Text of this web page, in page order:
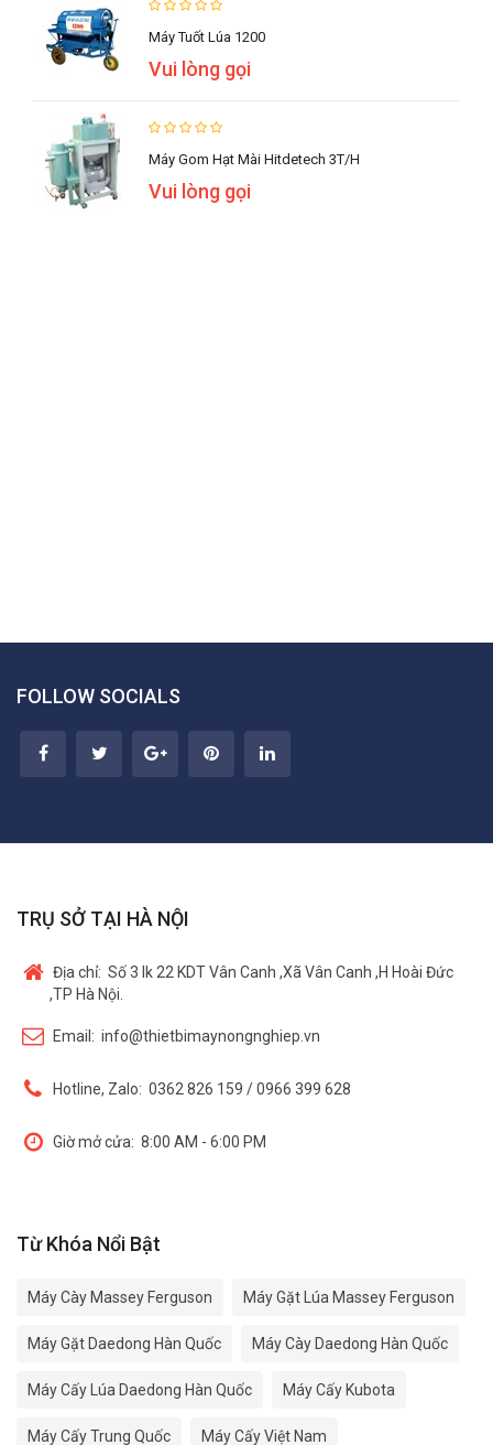
Máy Tuốt Lúa 1200
Vui lòng gọi
Máy Gom Hạt Mài Hitdetech 3T/h
Vui lòng gọi
FOLLOW SOCIALS
TRỤ SỞ TẠI HÀ NỘI
Địa chỉ: Số 3 lk 22 KDT Vân Canh ,Xã Vân Canh ,H Hoài Đức
,TP Hà Nội.
Email: info@thietbimaynongnghiep.vn
Hotline, Zalo: 0362 826 159 / 0966 399 628
Giờ mở cửa: 8:00 AM - 6:00 PM
Từ Khóa Nổi Bật
Máy Cày Massey Ferguson Máy Gặt Lúa Massey Ferguson
Máy Gặt Daedong Hàn Quốc Máy Cày Daedong Hàn Quốc
Máy Cấy Lúa Daedong Hàn Quốc Máy Cấy Kubota
Máy Cấy Trung Quốc Máy Cấy Việt Nam